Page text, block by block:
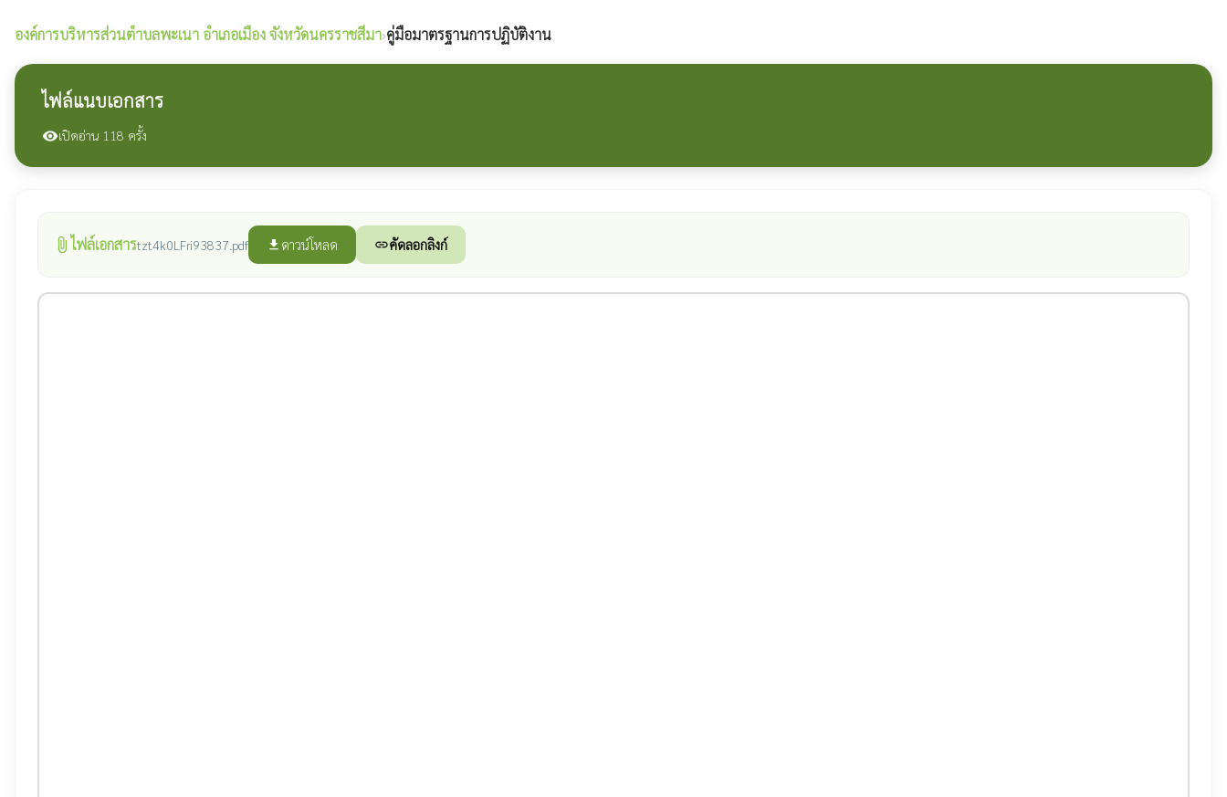
องค์การบริหารส่วนตำบลพะเนา อำเภอเมือง จังหวัดนครราชสีมา›คู่มือมาตรฐานการปฏิบัติงาน
ไฟล์แนบเอกสาร
visibilityเปิดอ่าน 118 ครั้ง
attach_file ไฟล์เอกสารtzt4k0LFri93837.pdf file_download ดาวน์โหลด linkคัดลอกลิงก์